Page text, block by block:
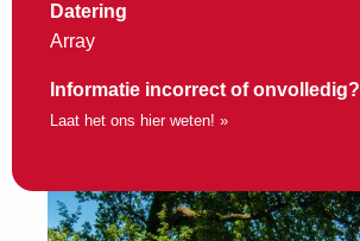
Datering
Array
Informatie incorrect of onvolledig?
Laat het ons hier weten! »